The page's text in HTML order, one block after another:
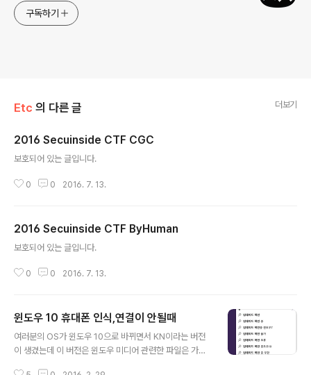
구독하기
Etc 의 다른 글 더보기
2016 Secuinside CTF CGC
보호되어 있는 글입니다.
0 0 2016. 7. 13.
2016 Secuinside CTF ByHuman
보호되어 있는 글입니다.
0 0 2016. 7. 13.
윈도우 10 휴대폰 인식,연결이 안될때
여러분의 OS가 윈도우 10으로 바뀌면서 KN이라는 버전
이 생겼는데 이 버전은 윈도우 미디어 관련한 파일은 가지